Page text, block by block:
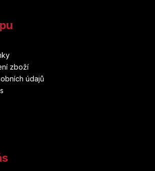
zboží
údajů